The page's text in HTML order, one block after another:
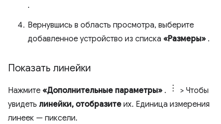
.
Вернувшись в область просмотра, выберите
добавленное устройство из списка «Размеры» .
Показать линейки
Нажмите «Дополнительные параметры» .
> Чтобы
увидеть линейки, отобразите их. Единица измерения
линеек — пиксели.